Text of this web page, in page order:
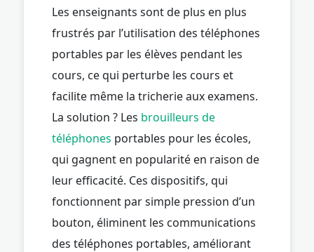
Les enseignants sont de plus en plus
frustrés par l’utilisation des téléphones
portables par les élèves pendant les
cours, ce qui perturbe les cours et
facilite même la tricherie aux examens.
La solution ? Les brouilleurs de
téléphones portables pour les écoles,
qui gagnent en popularité en raison de
leur efficacité. Ces dispositifs, qui
fonctionnent par simple pression d’un
bouton, éliminent les communications
des téléphones portables, améliorant